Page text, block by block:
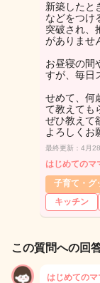
新築したと
などをつけ
突破され、
がありませ
お昼寝の間
すが、毎日
せめて、何
て教えても
ぜひ教えて
よろしくお
最終更新：4月28
はじめてのマ
子育て・グ
キッチン
この質問への回
はじめてのマ